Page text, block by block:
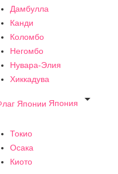
Дамбулла
Канди
Коломбо
Негомбо
Нувара-Элия
Хиккадува
Япония

Токио
Осака
Киото